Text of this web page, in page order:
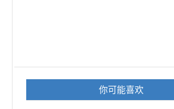
你可能喜欢